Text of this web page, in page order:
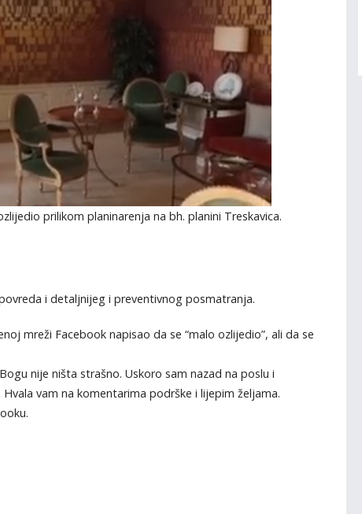
prilikom planinarenja na bh. planini Treskavica.
i detaljnijeg i preventivnog posmatranja.
mreži Facebook napisao da se “malo ozlijedio”, ali da se
nije ništa strašno. Uskoro sam nazad na poslu i
vam na komentarima podrške i lijepim željama.